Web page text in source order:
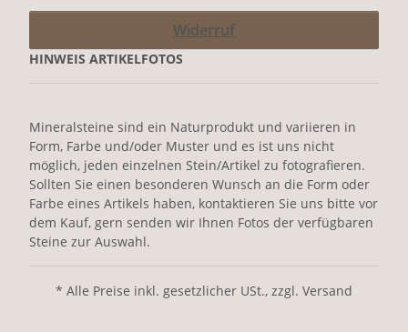
Widerruf
HINWEIS ARTIKELFOTOS
Mineralsteine sind ein Naturprodukt und variieren in
Form, Farbe und/oder Muster und es ist uns nicht
möglich, jeden einzelnen Stein/Artikel zu fotografieren.
Sollten Sie einen besonderen Wunsch an die Form oder
Farbe eines Artikels haben, kontaktieren Sie uns bitte vor
dem Kauf, gern senden wir Ihnen Fotos der verfügbaren
Steine zur Auswahl.
* Alle Preise inkl. gesetzlicher USt., zzgl. Versand